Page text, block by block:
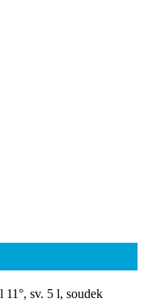
sv. 5 l, soudek